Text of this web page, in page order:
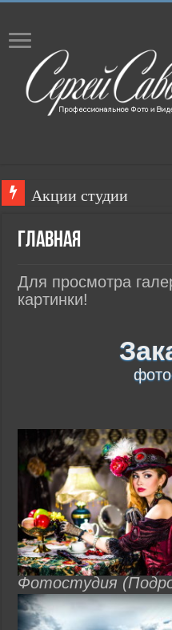
Акции студии
Главная
Для просмотра
картинки!
Фотостудия